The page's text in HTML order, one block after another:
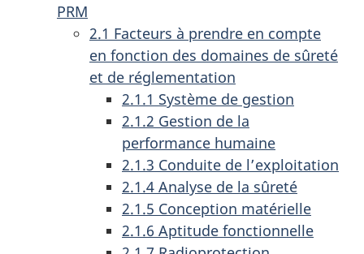
PRM
2.1 Facteurs à prendre en compte
en fonction des domaines de sûreté
et de réglementation
2.1.1 Système de gestion
2.1.2 Gestion de la
performance humaine
2.1.3 Conduite de l’exploitation
2.1.4 Analyse de la sûreté
2.1.5 Conception matérielle
2.1.6 Aptitude fonctionnelle